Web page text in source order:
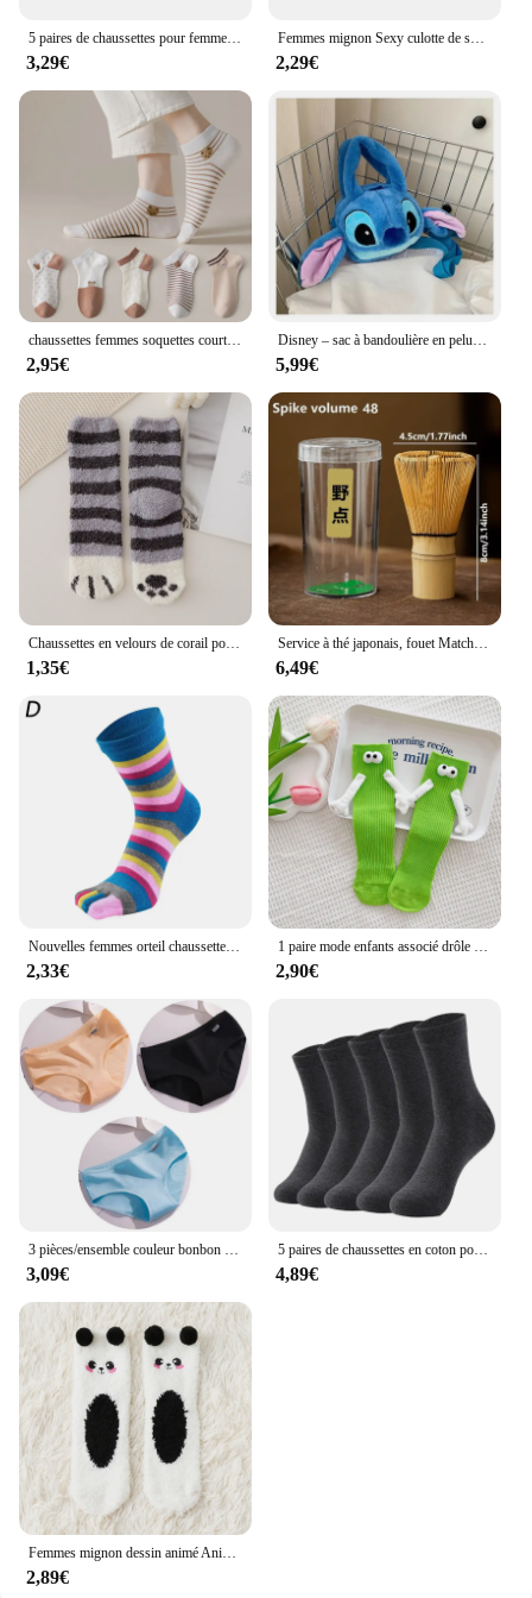
3,29€
Femmes mignon Sexy culotte de sous-vêtements rayures marine nœud papillon Tanga belles femmes culottes coton slips
2,29€
chaussettes femmes soquettes courtes femme Chaussettes Courtes en Coton Respirant pour Femme, Coupe Basse, Sans Spectacle, Mignon, Ours, Coeurs Imprimés, pour l'École, Ensemble Décontracté, Rétro, 5 Paires/Lot
2,95€
Disney – sac à bandoulière en peluche pour poupée, dessin animé, doux et mignon, ours fraise, doux et mignon, pour filles, nouvelle collection 2024
5,99€
Chaussettes en velours de corail pour femmes et filles, chaussettes mignonnes à griffes de chat, Tube central épais, chaussettes de sommeil pour la maison, automne et hiver
1,35€
Service à thé japonais, fouet Matcha (Chasen), cuillère et cuillère à thé (Chashaku), accessoires en bambou
6,49€
Nouvelles femmes orteil chaussettes drôle cinq doigts chaussettes coloré rayé imprimé arc-en-ciel coton respirant femmes chaussettes courtes
2,33€
1 paire mode enfants associé drôle mignon poupée chaussettes blanches femme Kawaii moyen Tube tuyau chaussettes magnétiques avec mains noir blanc couleur
2,90€
3 pièces/ensemble couleur bonbon sous-vêtements femmes confortables culottes en coton de haute qualité taille moyenne sous-vêtements respirants slips grande taille
3,09€
5 paires de chaussettes en coton pour femmes, couleur unie, tube moyen, noir et blanc
4,89€
Femmes mignon dessin animé Animal chaussettes floues hiver chaud polaire Kawaii Panda ours chat souris décontracté mode maison sol sommeil moelleux chaussette
2,89€